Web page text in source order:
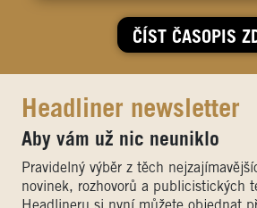
ČÍST ČASOPIS
Headliner newsletter
Aby vám už nic neuniklo
Pravidelný výběr z těch
novinek, rozhovorů a publicistických